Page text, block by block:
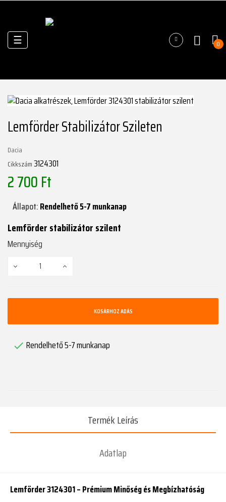
Váltás
a
☰ 0
Lemförder Stabilizátor Szileten
Dacia
Cikkszám3124301
2 700 Ft
Állapot:Rendelhető 5-7 munkanap
Lemförder stabilizátor szilent
Mennyiség
KOSÁRHOZ ADÁS
 Rendelhető 5-7 munkanap
Termék Leírás
Adatlap
Lemförder 3124301 – Prémium Minőség és Megbízhatóság